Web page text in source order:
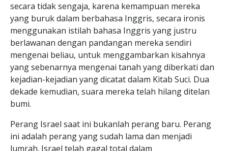
secara tidak sengaja, karena kemampuan mereka
yang buruk dalam berbahasa Inggris, secara ironis
menggunakan istilah bahasa Inggris yang justru
berlawanan dengan pandangan mereka sendiri
mengenai beliau, untuk menggambarkan kisahnya
yang sebenarnya mengenai tanah yang diberkati dan
kejadian-kejadian yang dicatat dalam Kitab Suci. Dua
dekade kemudian, suara mereka telah hilang ditelan
bumi.
Perang Israel saat ini bukanlah perang baru. Perang
ini adalah perang yang sudah lama dan menjadi
lumrah. Israel telah gagal total dalam